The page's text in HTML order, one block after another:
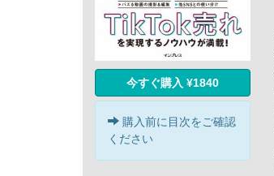
今すぐ購入 ¥1840
購入前に目次をご確認
ください